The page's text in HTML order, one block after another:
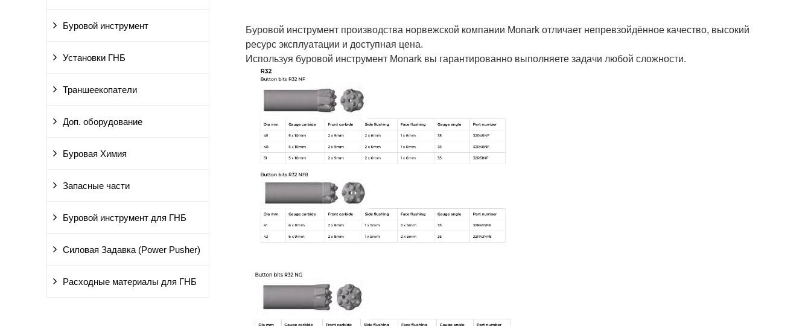
Буровой инструмент
Установки ГНБ
Траншеекопатели
Доп. оборудование
Буровая Химия
Запасные части
Буровой инструмент для ГНБ
Силовая Задавка (Power Pusher)
Расходные материалы для ГНБ
Буровой инструмент производства норвежской компании Monark отличает непревзойдённое качество, высокий
ресурс эксплуатации и доступная цена.
Используя буровой инструмент Monark вы гарантированно выполняете задачи любой сложности.